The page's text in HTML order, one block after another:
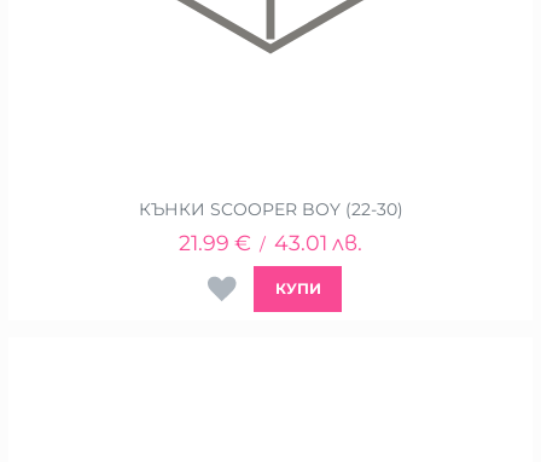
КЪНКИ SCOOPER BOY (22-30)
21.99 € / 43.01 лв.
КУПИ